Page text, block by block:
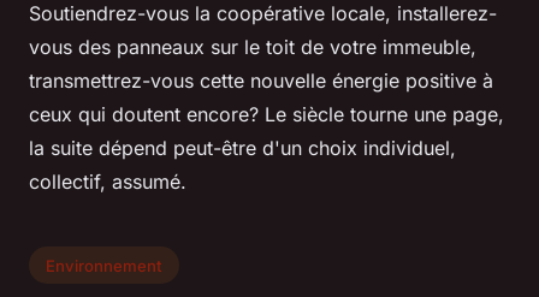
Soutiendrez-vous la coopérative locale, installerez-
vous des panneaux sur le toit de votre immeuble,
transmettrez-vous cette nouvelle énergie positive à
ceux qui doutent encore? Le siècle tourne une page,
la suite dépend peut-être d'un choix individuel,
collectif, assumé.
Environnement